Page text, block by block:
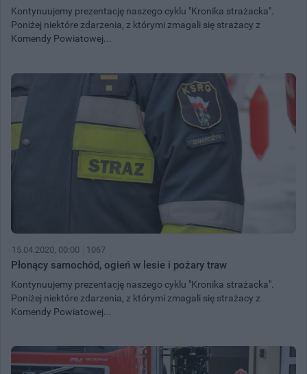
Kontynuujemy prezentację naszego cyklu "Kronika strażacka".
Poniżej niektóre zdarzenia, z którymi zmagali się strażacy z
Komendy Powiatowej...
15.04.2020, 00:00 1067
Płonący samochód, ogień w lesie i pożary traw
Kontynuujemy prezentację naszego cyklu "Kronika strażacka".
Poniżej niektóre zdarzenia, z którymi zmagali się strażacy z
Komendy Powiatowej...